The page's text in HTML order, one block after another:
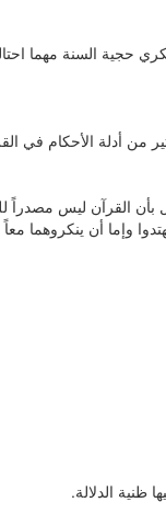
الذِّكْرَ وَإِنَّا لَهُ لَحَافِظُونَ } (سورة الحجر: 9). لا دليل فيها لمنكري
من أدلة الأحكام في
بأن القرآن ليس مصدراً
وإما أن ينكروهما
ظنية الدلالة.